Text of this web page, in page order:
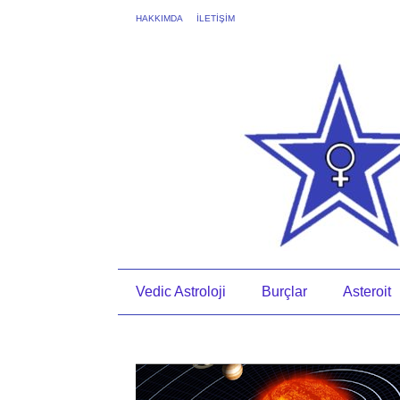
HAKKIMDA İLETİŞİM
Vedic Astroloji Burçlar Asteroit